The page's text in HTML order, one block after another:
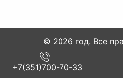
© 2026 год. Все
+7(351)700-70-33